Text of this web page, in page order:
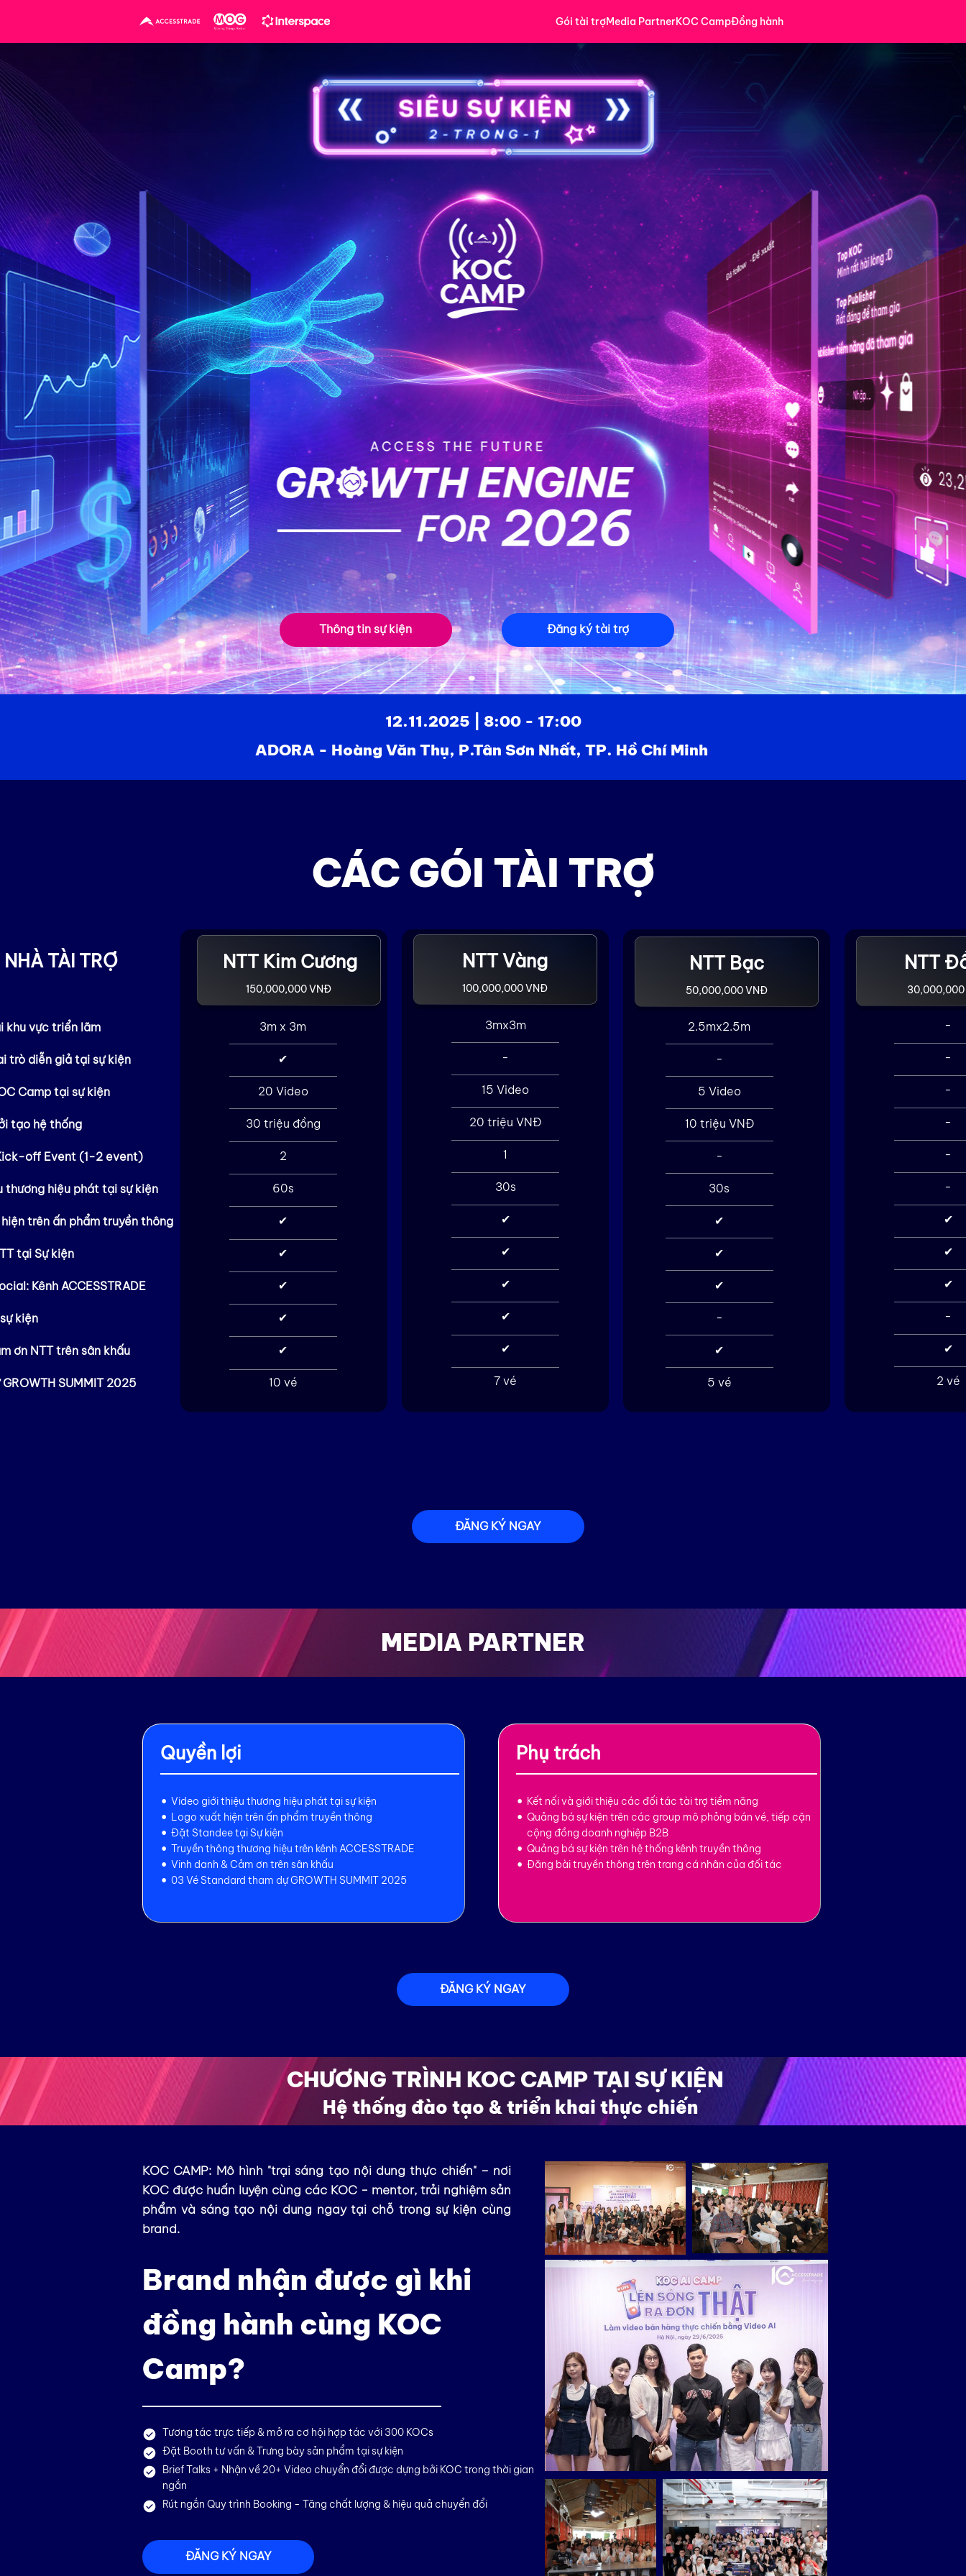
Đăng ký tài trợ
Thông tin sự kiện
Gói tài trợMedia PartnerKOC CampĐồng hành
Đăng ký tài trợ
12.11.2025 | 8:00 - 17:00
ADORA - Hoàng Văn Thụ, P.Tân Sơn Nhất, TP. Hồ Chí Minh
CÁC GÓI TÀI TRỢ
ĐĂNG KÝ NGAY
khu vực triển lãm
trò diễn giả tại sự kiện
Camp tại sự kiện
tạo hệ thống
off Event (1-2 event)
thương hiệu phát tại sự kiện
trên ấn phẩm truyền thông
tại Sự kiện
Kênh ACCESSTRADE
kiện
ơn NTT trên sân khấu
SUMMIT 2025
TÀI TRỢ
150,000,000 VNĐ
NTT Kim Cương
3m x 3m
✔
20 Video
30 triệu đồng
2
60s
✔
✔
✔
✔
✔
10 vé
100,000,000 VNĐ
NTT Vàng
3mx3m
-
15 Video
20 triệu VNĐ
1
30s
✔
✔
✔
✔
✔
7 vé
50,000,000 VNĐ
NTT Bạc
2.5mx2.5m
-
5 Video
10 triệu VNĐ
-
30s
✔
✔
✔
-
✔
5 vé
NTT
-
-
-
-
-
-
✔
✔
✔
-
✔
2 vé
MEDIA PARTNER
ĐĂNG KÝ NGAY
Phụ trách
Kết nối và giới thiệu các đối tác tài trợ tiềm năng
Quảng bá sự kiện trên các group mô phỏng bán vé, tiếp cận
cộng đồng doanh nghiệp B2B
Quảng bá sự kiện trên hệ thống kênh truyền thông
Đăng bài truyền thông trên trang cá nhân của đối tác
Quyền lợi
Video giới thiệu thương hiệu phát tại sự kiện
Logo xuất hiện trên ấn phẩm truyền thông
Đặt Standee tại Sự kiện
Truyền thông thương hiệu trên kênh ACCESSTRADE
Vinh danh & Cảm ơn trên sân khấu
03 Vé Standard tham dự GROWTH SUMMIT 2025
CHƯƠNG TRÌNH KOC CAMP TẠI SỰ KIỆN
Hệ thống đào tạo & triển khai thực chiến
Brand nhận được gì khi
đồng hành cùng KOC
Camp?
KOC CAMP: Mô hình "trại sáng tạo nội dung thực chiến" – nơi
KOC được huấn luyện cùng các KOC - mentor, trải nghiệm sản
phẩm và sáng tạo nội dung ngay tại chỗ trong sự kiện cùng
brand.
Tương tác trực tiếp & mở ra cơ hội hợp tác với 300 KOCs
Đặt Booth tư vấn & Trưng bày sản phẩm tại sự kiện
Brief Talks + Nhận về 20+ Video chuyển đổi được dựng bởi KOC trong thời gian
ngắn
Rút ngắn Quy trình Booking - Tăng chất lượng & hiệu quả chuyển đổi
ĐĂNG KÝ NGAY